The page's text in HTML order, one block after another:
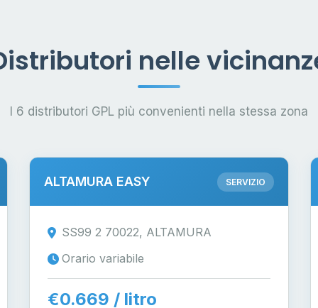
nelle
I 6 distributori GPL più convenienti nella stessa zona
ALTAMURA EASY SERVIZIO
SS99 2 70022, ALTAMURA
Orario variabile
€0.669 / litro